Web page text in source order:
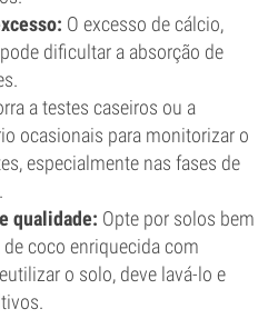
O excesso de cálcio,
dificultar a absorção de
a testes caseiros ou a
ocasionais para monitorizar o
especialmente nas fases de
qualidade: Opte por solos bem
coco enriquecida com
o solo, deve lavá-lo e